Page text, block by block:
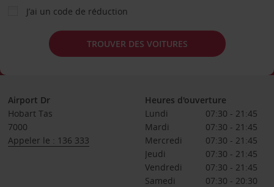
J’ai un code de réduction
TROUVER DES VOITURES
Airport Dr
Hobart Tas
7000
Appeler le : 136 333
Heures d'ouverture
Lundi
07:30 - 21:45
Mardi
07:30 - 21:45
Mercredi
07:30 - 21:45
Jeudi
07:30 - 21:45
Vendredi
07:30 - 21:45
Samedi
07:30 - 20:30